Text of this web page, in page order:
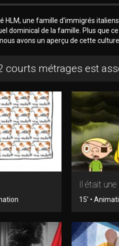
HLM, une famille d'immigrés
dominical de la famille. Plus que
avons un aperçu de cette
courts métrages est
Il était
15' •